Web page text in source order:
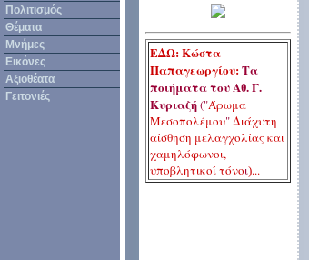
Πολιτισμός
Θέματα
Μνήμες
Εικόνες
Αξιοθέατα
Γειτονιές
ΕΔΩ: Κώστα
Παπαγεωργίου:Τα
ποιήματα του Αθ. Γ.
Κυριαζή("Άρωμα
Μεσοπολέμου"Διάχυτη
αίσθηση μελαγχολίας και
χαμηλόφωνοι,
υποβλητικοί τόνοι)...